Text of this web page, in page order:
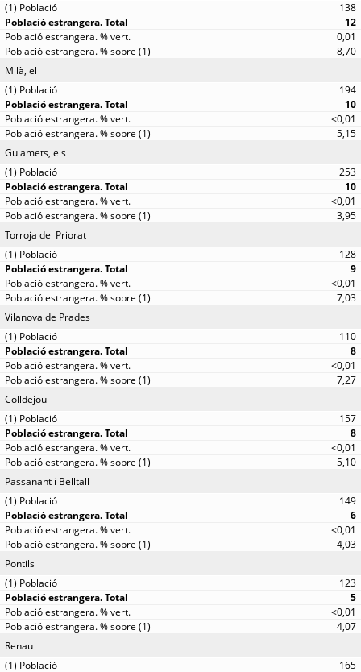
138
12
0,01
8,70
Milà, el
194
10
<0,01
5,15
Guiamets, els
253
10
<0,01
3,95
Torroja del Priorat
128
9
<0,01
7,03
Vilanova de Prades
110
8
<0,01
7,27
Colldejou
157
8
<0,01
5,10
Passanant i Belltall
149
6
<0,01
4,03
Pontils
123
5
<0,01
4,07
Renau
165